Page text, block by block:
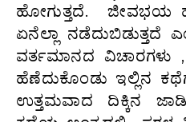
ಹೋಗುತ್ತದೆ. ಜೀವಭಯ
ಏನೆಲ್ಲಾ
ವರ್ತಮಾನದ ವಿಚಾರಗಳು
ಹೆಣೆದುಕೊಂಡು ಇಲ್ಲಿನ
ಉತ್ತಮವಾದ ದಿಕ್ಕಿನ